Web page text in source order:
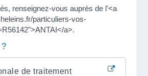
renseignez-vous auprès de l'<a
particuliers-vos-
a>.
de traitement